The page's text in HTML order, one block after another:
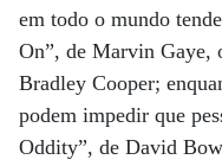
em todo o mundo
On”, de Marvin Gaye,
Bradley Cooper;
podem impedir que
Oddity”, de David